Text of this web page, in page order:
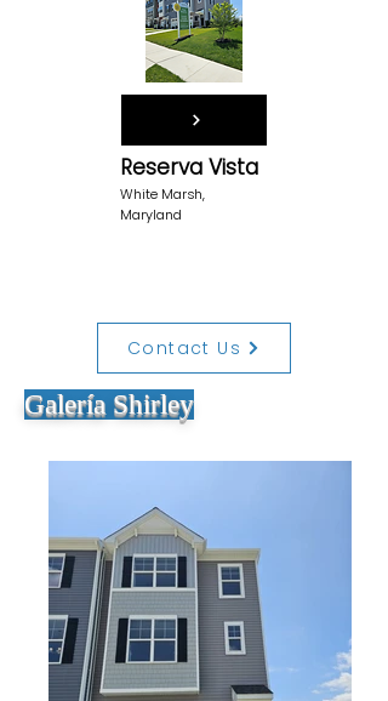
Reserva Vista
White Marsh,
Maryland
Contact Us
Galería Shirley